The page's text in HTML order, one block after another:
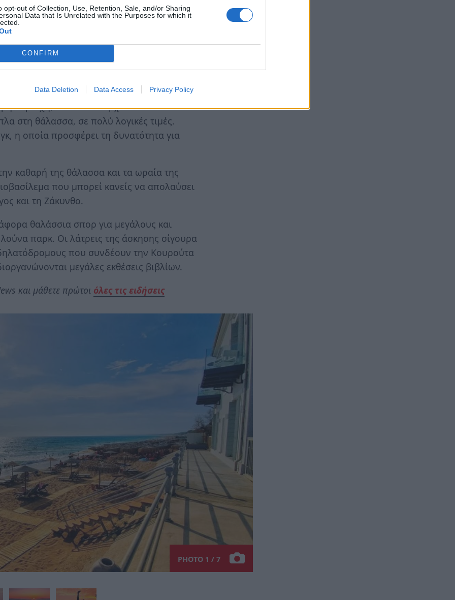
opt-out of Collection, Use, Retention, Sale, and/or Sharing
Data that Is Unrelated with the Purposes for which it
CONFIRM
Data Deletion Data Access Privacy Policy
το νησί των ανέμων, οι τιμές της
αφού δεν υπάρχει χρέωση στις
και οι τιμές στα κοντινά ταβερνάκια
τοποθεσίες της Αττικής.
φυσικά, υπάρχουν και πολυτελή
περιοχή, ωστόσο υπάρχουν και
στη θάλασσα, σε πολύ λογικές τιμές.
η οποία προσφέρει τη δυνατότητα για
καθαρή της θάλασσα και τα ωραία της
που μπορεί κανείς να απολαύσει
και τη Ζάκυνθο.
θαλάσσια σπορ για μεγάλους και
παρκ. Οι λάτρεις της άσκησης σίγουρα
που συνδέουν την Κουρούτα
μεγάλες εκθέσεις βιβλίων.
και μάθετε πρώτοι όλες τις ειδήσεις
PHOTO 1 / 7